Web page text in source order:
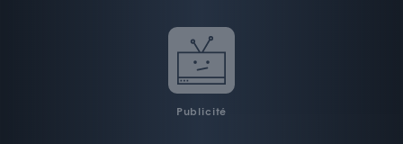
Publicité